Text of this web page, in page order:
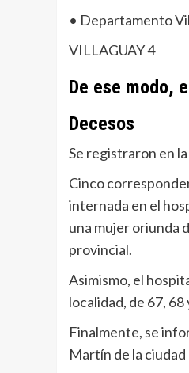
• Departamento
VILLAGUAY 4
De ese modo,
Decesos
Se registraron en
Cinco
internada en el
una mujer oriunda
provincial.
Asimismo, el
localidad, de 67,
Finalmente, se
Martín de la ciudad